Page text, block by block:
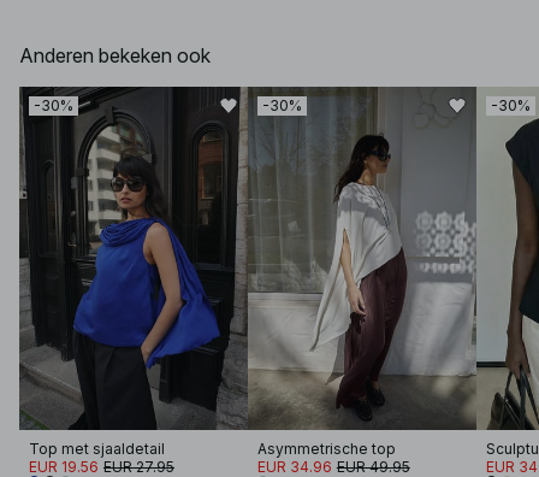
Anderen bekeken ook
-30%
Top met sjaaldetail
EUR 19.56 EUR 27.95
-30%
Asymmetrische top
EUR 34.96 EUR 49.95
-30%
EUR